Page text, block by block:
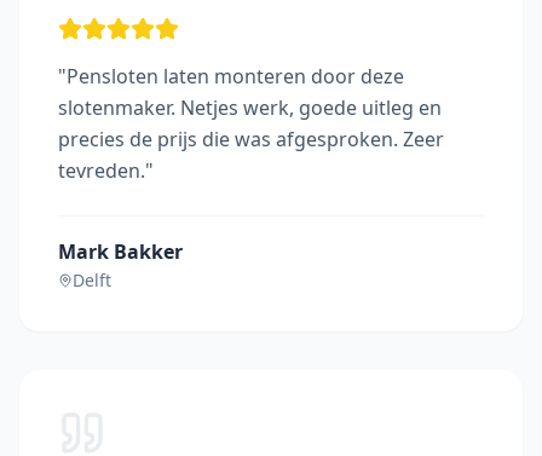
"Pensloten laten monteren door deze
slotenmaker. Netjes werk, goede uitleg en
precies de prijs die was afgesproken. Zeer
tevreden."
Mark Bakker
Delft